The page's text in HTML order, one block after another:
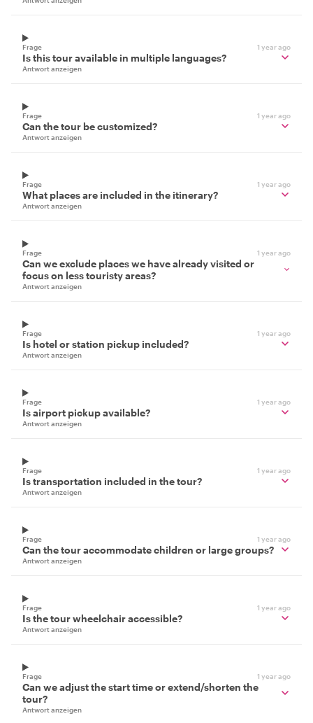
Frage 1 year ago
Is this tour available in multiple languages?
Antwort anzeigen
Frage 1 year ago
Can the tour be customized?
Antwort anzeigen
Frage 1 year ago
What places are included in the itinerary?
Antwort anzeigen
Frage 1 year ago
Can we exclude places we have already visited or
focus on less touristy areas?
Antwort anzeigen
Frage 1 year ago
Is hotel or station pickup included?
Antwort anzeigen
Frage 1 year ago
Is airport pickup available?
Antwort anzeigen
Frage 1 year ago
Is transportation included in the tour?
Antwort anzeigen
Frage 1 year ago
Can the tour accommodate children or large groups?
Antwort anzeigen
Frage 1 year ago
Is the tour wheelchair accessible?
Antwort anzeigen
Frage 1 year ago
Can we adjust the start time or extend/shorten the
tour?
Antwort anzeigen